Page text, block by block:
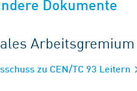
Dokumente
Arbeitsgremium
zu CEN/TC 93 Leitern